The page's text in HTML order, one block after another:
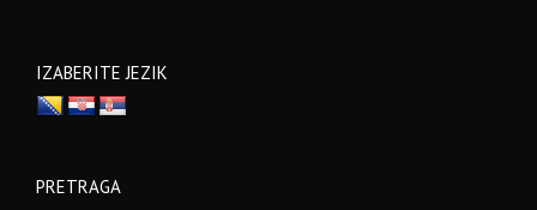
IZABERITE JEZIK
PRETRAGA